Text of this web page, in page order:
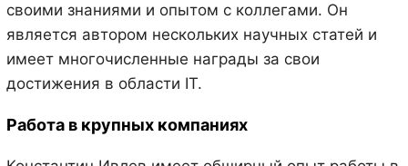
своими знаниями и опытом с коллегами. Он
является автором нескольких научных статей и
имеет многочисленные награды за свои
достижения в области IT.
Работа в крупных компаниях